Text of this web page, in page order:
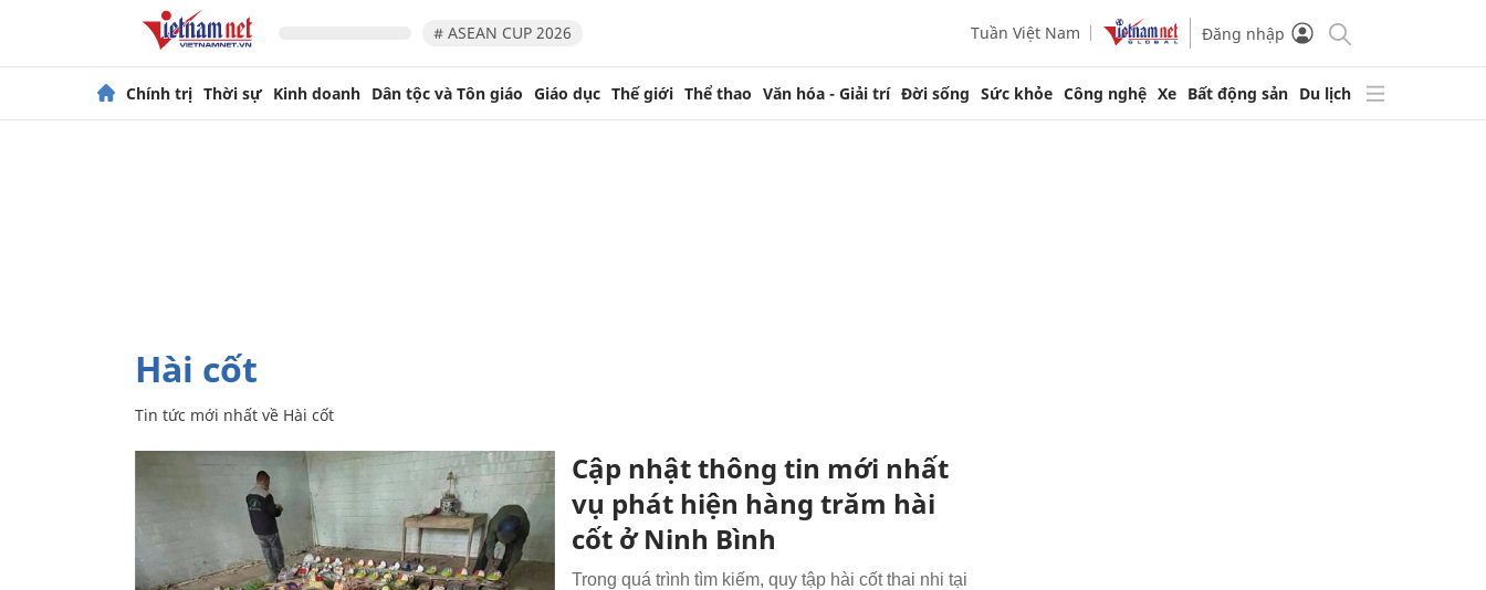
# ASEAN CUP 2026 Tuần Việt Nam Đăng nhập
Chính trị Thời sự Kinh doanh Dân tộc và Tôn giáo Giáo dục Thế giới Thể thao Văn hóa - Giải trí Đời sống Sức khỏe Công nghệ Xe Bất động sản Du lịch
Hài cốt
Tin tức mới nhất về Hài cốt
Cập nhật thông tin mới nhất
vụ phát hiện hàng trăm hài
cốt ở Ninh Bình
Trong quá trình tìm kiếm, quy tập hài cốt thai nhi tại